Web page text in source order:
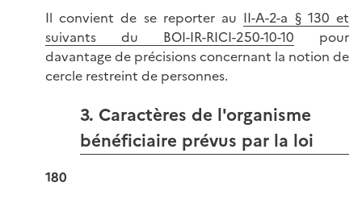
Il convient de se reporter au II-A-2-a § 130 et
suivants du BOI-IR-RICI-250-10-10 pour
davantage de précisions concernant la notion de
cercle restreint de personnes.
3. Caractères de l'organisme
bénéficiaire prévus par la loi
180